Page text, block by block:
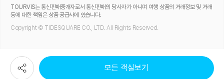
모든 객실보기